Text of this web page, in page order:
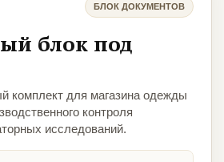
БЛОК ДОКУМЕНТОВ
блок под
комплект для магазина одежды
контроля
исследований.